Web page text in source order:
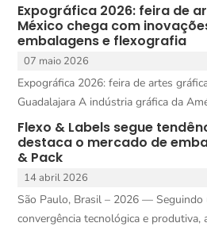
Expográfica 2026: feira de
México chega com
embalagens e flexografia
07 maio 2026
Expográfica 2026: feira de artes
Guadalajara A indústria gráfica da
Flexo & Labels segue
destaca o mercado de
& Pack
14 abril 2026
São Paulo, Brasil – 2026 — Seguindo
convergência tecnológica e produtiva,